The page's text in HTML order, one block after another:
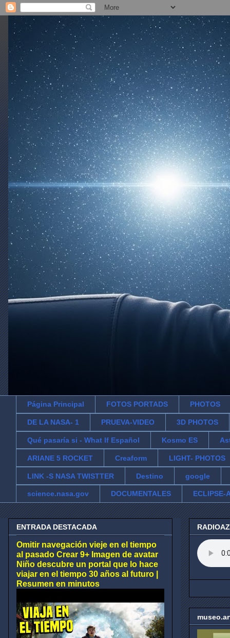
Página Principal FOTOS PORTADS PHOTOS
DE LA NASA- 1 PRUEVA-VIDEO 3D PHOTOS
Qué pasaría si - What If Español Kosmo ES
ARIANE 5 ROCKET Creaform LIGHT- PHOTOS
LINK -S NASA TWISTTER Destino google
science.nasa.gov DOCUMENTALES ECLIPSE-
ENTRADA DESTACADA
Omitir navegación vieje en el tiempo
al pasado Crear 9+ Imagen de avatar
Niño descubre un portal que lo hace
viajar en el tiempo 30 años al futuro |
Resumen en minutos